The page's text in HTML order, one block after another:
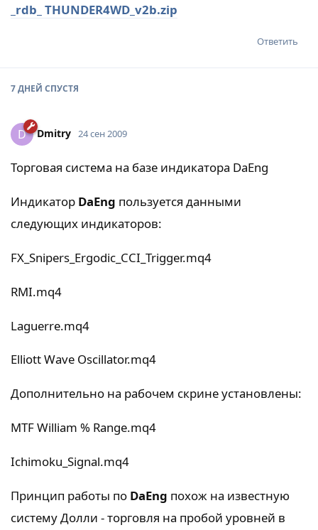
_rdb_ THUNDER4WD_v2b.zip
Ответить
7 ДНЕЙ СПУСТЯ
D Dmitry 24 сен 2009
Торговая система на базе индикатора DaEng
Индикатор DaEng пользуется данными
следующих индикаторов:
FX_Snipers_Ergodic_CCI_Trigger.mq4
RMI.mq4
Laguerre.mq4
Elliott Wave Oscillator.mq4
Дополнительно на рабочем скрине установлены:
MTF William % Range.mq4
Ichimoku_Signal.mq4
Принцип работы по DaEng похож на известную
систему Долли - торговля на пробой уровней в